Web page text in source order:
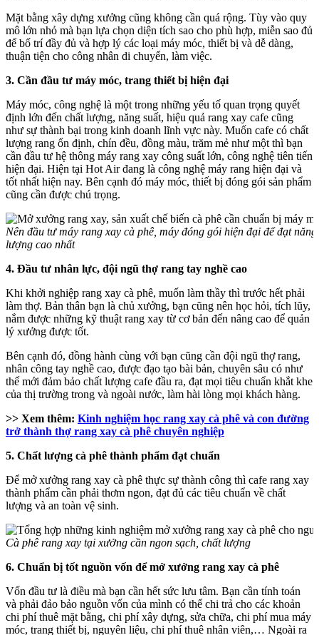
Mặt bằng xây dựng xưởng cũng không cần quá rộng. Tùy vào quy
mô lớn nhỏ mà bạn lựa chọn diện tích sao cho phù hợp, miễn sao đủ
để bố trí đầy đủ và hợp lý các loại máy móc, thiết bị và dễ dàng,
thuận tiện cho công nhân di chuyển, làm việc.
3. Cần đầu tư máy móc, trang thiết bị hiện đại
Máy móc, công nghệ là một trong những yếu tố quan trọng quyết
định lớn đến chất lượng, năng suất, hiệu quả rang xay cafe cũng
như sự thành bại trong kinh doanh lĩnh vực này. Muốn cafe có chất
lượng rang ổn định, chín đều, đồng màu, trăm mẻ như một thì bạn
cần đầu tư hệ thông máy rang xay công suất lớn, công nghệ tiên tiến
hiện đại. Hiện tại Hot Air đang là công nghệ máy rang hiện đại và
tốt nhất hiện nay. Bên cạnh đó máy móc, thiết bị đóng gói sản phẩm
cũng cần được chú trọng.
Nên đầu tư máy rang xay cà phê, máy đóng gói hiện đại để đạt
lượng cao nhất
4. Đầu tư nhân lực, đội ngũ thợ rang tay nghề cao
Khi khởi nghiệp rang xay cà phê, muốn làm thầy thì trước hết phải
làm thợ. Bản thân bạn là chủ xưởng, bạn cũng nên học hỏi, tích lũy,
nắm được những kỹ thuật rang xay từ cơ bản đến nâng cao để quản
lý xưởng được tốt.
Bên cạnh đó, đồng hành cùng với bạn cũng cần đội ngũ thợ rang,
nhân công tay nghề cao, được đạo tạo bài bản, chuyên sâu có như
thế mới đảm bảo chất lượng cafe đầu ra, đạt mọi tiêu chuẩn khắt khe
của thị trường trong và ngoài nước, làm hài lòng mọi khách hàng.
>> Xem thêm: Kinh nghiệm học rang xay cà phê và con đường
trở thành thợ rang xay cà phê chuyên nghiệp
5. Chất lượng cà phê thành phẩm đạt chuẩn
Để mở xưởng rang xay cà phê thực sự thành công thì cafe rang xay
thành phẩm cần phải thơm ngon, đạt đủ các tiêu chuẩn về chất
lượng và an toàn vệ sinh.
Cà phê rang xay tại xưởng cần ngon sạch, chất lượng
6. Chuẩn bị tốt nguồn vốn để mở xưởng rang xay cà phê
Vốn đầu tư là điều mà bạn cần hết sức lưu tâm. Bạn cần tính toán
và phải đảo bảo nguồn vốn của mình có thể chi trả cho các khoản
chi phí thuê mặt bằng, chi phí xây dựng, sửa chữa, chi phí mua máy
móc, trang thiết bị, nguyên liệu, chi phí thuê nhân viên,… Ngoài ra